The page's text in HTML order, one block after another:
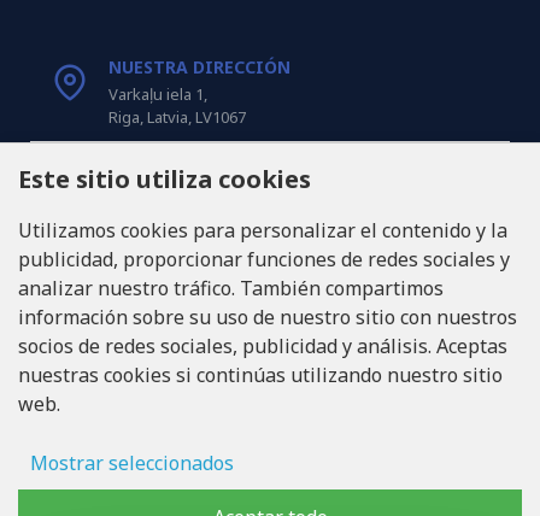
NUESTRA DIRECCIÓN
Varkaļu iela 1,
Riga, Latvia, LV1067
LLÁMANOS
INFO@LUKONS.COM
DETALLES DE LA COMPAÑÍA
RITONE SIA
Domicilio legal: Rīga, Zasulauka iela 32 - 7, LV-1046
Este sitio utiliza cookies
Utilizamos cookies para personalizar el contenido y la
publicidad, proporcionar funciones de redes sociales y
analizar nuestro tráfico. También compartimos
información sobre su uso de nuestro sitio con nuestros
socios de redes sociales, publicidad y análisis. Aceptas
nuestras cookies si continúas utilizando nuestro sitio
web.
Mostrar seleccionados